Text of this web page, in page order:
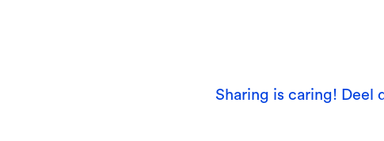
Sharing is caring! Deel